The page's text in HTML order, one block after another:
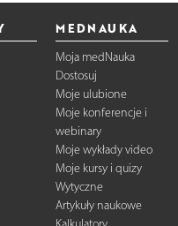
MEDNAUKA
Moja medNauka
Dostosuj
Moje ulubione
Moje konferencje i
webinary
Moje wykłady video
Moje kursy i quizy
Wytyczne
Artykuły naukowe